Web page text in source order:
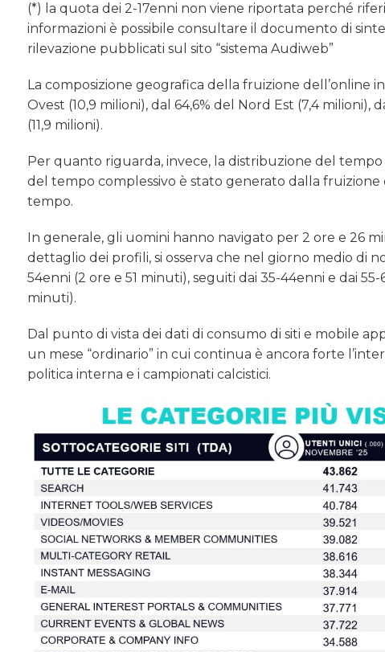
(*) la quota dei 2-17enni non viene riportata perché
informazioni è possibile consultare il documento di
rilevazione pubblicati sul sito “sistema Audiweb”
La composizione geografica della fruizione dell’online
Ovest (10,9 milioni), dal 64,6% del Nord Est (7,4 milioni),
(11,9 milioni).
Per quanto riguarda, invece, la distribuzione del
del tempo complessivo è stato generato dalla fruizione
tempo.
In generale, gli uomini hanno navigato per 2 ore e 26
dettaglio dei profili, si osserva che nel giorno medio di
54enni (2 ore e 51 minuti), seguiti dai 35-44enni e dai
minuti).
Dal punto di vista dei dati di consumo di siti e mobile
un mese “ordinario” in cui continua è ancora forte
politica interna e i campionati calcistici.